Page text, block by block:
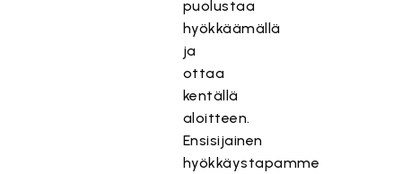
puolustaa
hyökkäämällä
ja
ottaa
kentällä
aloitteen.
Ensisijainen
hyökkäystapamme